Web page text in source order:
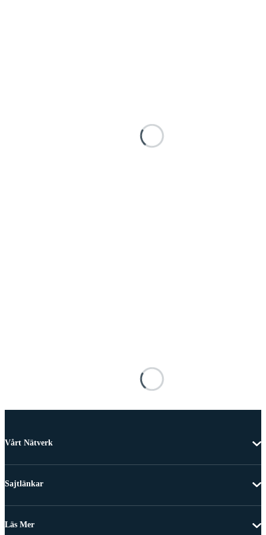
Vårt Nätverk
Sajtlänkar
Läs Mer